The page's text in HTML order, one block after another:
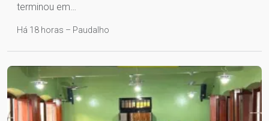
terminou em…
Há 18 horas – Paudalho